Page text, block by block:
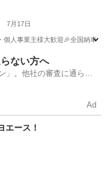
7月17日
人事業主様大歓迎🎉全国納車
ない方へ
」。他社の審査に通らな
Ad
エース！